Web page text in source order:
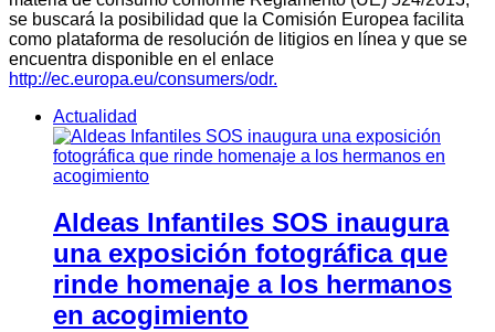
se buscará la posibilidad que la Comisión Europea facilita
como plataforma de resolución de litigios en línea y que se
encuentra disponible en el enlace
http://ec.europa.eu/consumers/odr.
Actualidad
Aldeas Infantiles SOS inaugura
una exposición fotográfica que
rinde homenaje a los hermanos
en acogimiento